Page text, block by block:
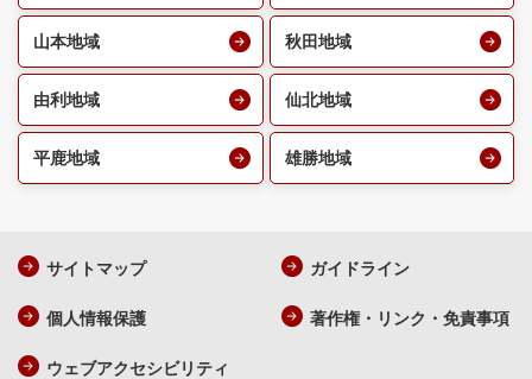
山本地域 秋田地域
由利地域 仙北地域
平鹿地域 雄勝地域
サイトマップ ガイドライン
個人情報保護 著作権・リンク・免責事項
ウェブアクセシビリティ